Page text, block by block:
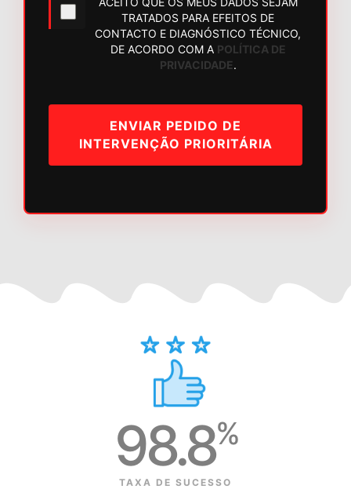
TRATADOS PARA EFEITOS DE
CONTACTO E DIAGNÓSTICO TÉCNICO,
DE ACORDO COM A POLÍTICA DE
PRIVACIDADE.
ENVIAR PEDIDO DE
INTERVENÇÃO PRIORITÁRIA
TAXA DE SUCESSO
98.8%